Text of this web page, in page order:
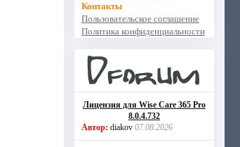
Контакты
Пользовательское соглашение
Политика конфиденциальности
Лицензия для Wise Care 365 Pro
8.0.4.732
Автор: diakov 07.08.2026